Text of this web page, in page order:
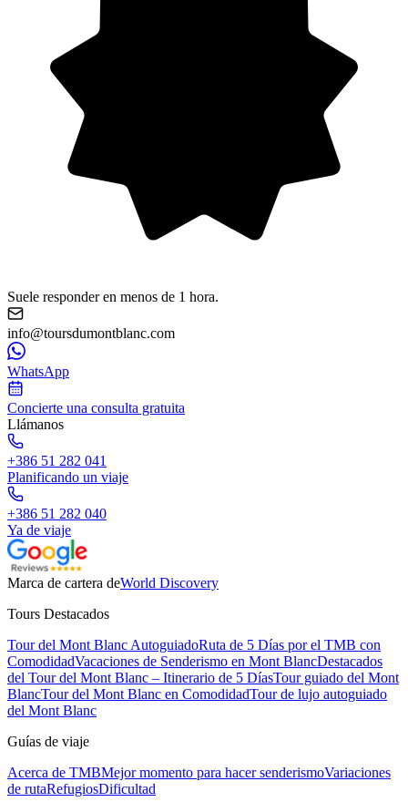
Suele responder en menos de 1 hora.
info@toursdumontblanc.com
WhatsApp
Concierte una consulta gratuita
Llámanos
+386 51 282 041
Planificando un viaje
+386 51 282 040
Ya de viaje
Marca de cartera deWorld Discovery
Tours Destacados
Tour del Mont Blanc AutoguiadoRuta de 5 Días por el TMB con
ComodidadVacaciones de Senderismo en Mont BlancDestacados
del Tour del Mont Blanc – Itinerario de 5 DíasTour guiado del Mont
BlancTour del Mont Blanc en ComodidadTour de lujo autoguiado
del Mont Blanc
Guías de viaje
Acerca de TMBMejor momento para hacer senderismoVariaciones
de rutaRefugiosDificultad